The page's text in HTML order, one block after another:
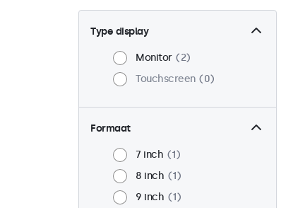
Type display
Monitor
2
Touchscreen
0
Formaat
7 inch
1
8 inch
1
9 inch
1